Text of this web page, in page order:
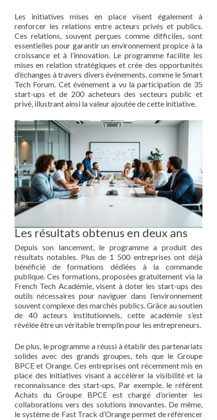
Les initiatives mises en place visent également à
renforcer les relations entre acteurs privés et publics.
Ces relations, souvent perçues comme difficiles, sont
essentielles pour garantir un environnement propice à la
croissance et à l’innovation. Le programme facilite les
mises en relation stratégiques et crée des opportunités
d’échanges à travers divers événements, comme le Smart
Tech Forum. Cet événement a vu la participation de 35
start-ups et de 200 acheteurs des secteurs public et
privé, illustrant ainsi la valeur ajoutée de cette initiative.
Les résultats obtenus en deux ans
Depuis son lancement, le programme a produit des
résultats notables. Plus de 1 500 entreprises ont déjà
bénéficié de formations dédiées à la commande
publique. Ces formations, proposées gratuitement via la
French Tech Académie, visent à doter les start-ups des
outils nécessaires pour naviguer dans l’environnement
souvent complexe des marchés publics. Grâce au soutien
de 40 acteurs institutionnels, cette académie s’est
révélée être un véritable tremplin pour les entrepreneurs.
De plus, le programme a réussi à établir des partenariats
solides avec des grands groupes, tels que le Groupe
BPCE et Orange. Ces entreprises ont récemment mis en
place des initiatives visant à accélérer la visibilité et la
reconnaissance des start-ups. Par exemple, le référent
Achats du Groupe BPCE est chargé d’orienter les
collaborations vers des solutions innovantes. De même,
le système de Fast Track d’Orange permet de référencer